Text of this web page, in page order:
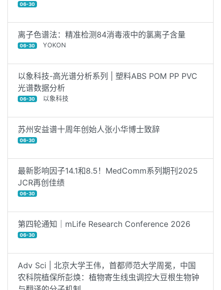
06-30
离子色谱法：精准检测84消毒液中的氯离子含量
06-30 YOKON
以象科技-高光谱分析系列 | 塑料ABS POM PP PVC
光谱数据分析
06-30 以象科技
苏州安益谱十周年创始人张小华博士致辞
06-30
最新影响因子14.1和8.5！MedComm系列期刊2025
JCR再创佳绩
06-30
第四轮通知｜mLife Research Conference 2026
06-30
Adv Sci | 北京大学王伟，首都师范大学周冕，中国
农科院植保所彭焕：植物寄生线虫调控大豆根生物钟